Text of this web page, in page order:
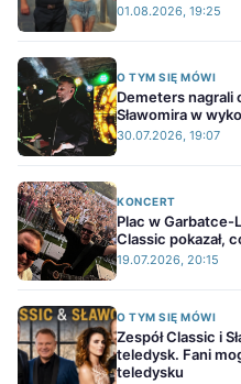
01.08.2026, 19:25
O TYM SIĘ MÓWI
Demeters nagrali
Sławomira w
30.07.2026, 19:07
KONCERT
Plac w Garbatce-
Classic pokazał,
19.07.2026, 20:15
O TYM SIĘ MÓWI
Zespół Classic i
teledysk. Fani
teledysku